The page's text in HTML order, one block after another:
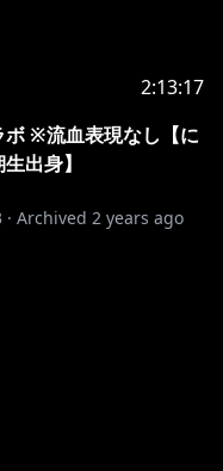
2:13:17
※流血表現なし【に
出身】
· Archived 2 years ago